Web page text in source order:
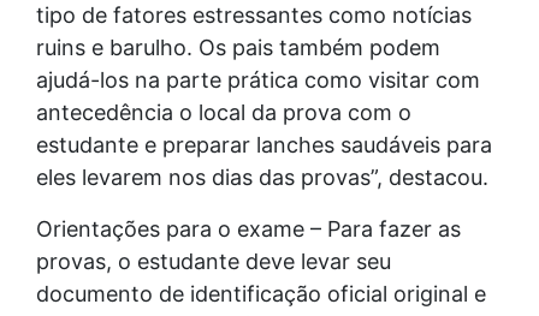
tipo de fatores estressantes como notícias
ruins e barulho. Os pais também podem
ajudá-los na parte prática como visitar com
antecedência o local da prova com o
estudante e preparar lanches saudáveis para
eles levarem nos dias das provas”, destacou.
Orientações para o exame – Para fazer as
provas, o estudante deve levar seu
documento de identificação oficial original e